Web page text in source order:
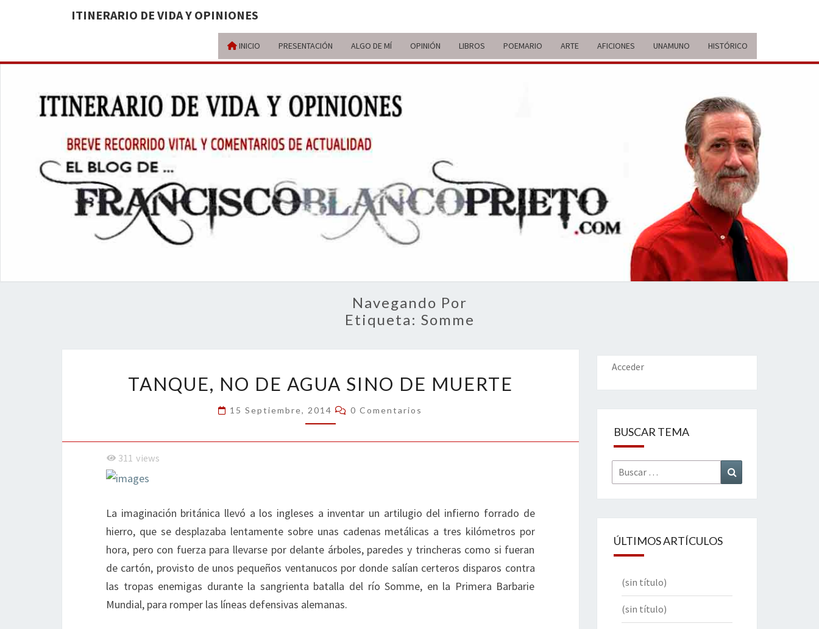
ITINERARIO DE VIDA Y OPINIONES
INICIO PRESENTACIÓN ALGO DE MÍ OPINIÓN LIBROS POEMARIO ARTE AFICIONES UNAMUNO HISTÓRICO
ITINERARIO
DE VIDA Y
OPINIONES
BREVE
RECORRIDO
VITAL Y
COMENTARIOS
ACTUALIDAD
Navegando Por
Etiqueta: Somme
NO
DE
AGUA
SINO
TANQUE, NO DE AGUA SINO DE MUERTE
15 Septiembre, 2014 Comentarios
0 Comentarios
311 views
La imaginación británica llevó a los ingleses a inventar un artilugio del infierno forrado de
hierro, que se desplazaba lentamente sobre unas cadenas metálicas a tres kilómetros por
hora, pero con fuerza para llevarse por delante árboles, paredes y trincheras como si fueran
de cartón, provisto de unos pequeños ventanucos por donde salían certeros disparos contra
las tropas enemigas durante la sangrienta batalla del río Somme, en la Primera Barbarie
Mundial, para romper las líneas defensivas alemanas.
Acceder
BUSCAR TEMA
Buscar
por:
ÚLTIMOS ARTÍCULOS
(sin título)
(sin título)